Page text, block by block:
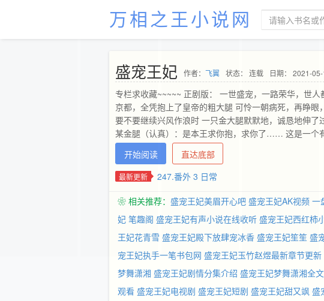
万相之王小说网
盛宠王妃 作者： 飞翼 状态： 连载 日期： 2021-
专栏求收藏~~~~~ 正剧版： 一世盛宠，一路荣华，世
京都，全凭抱上了皇帝的粗大腿 可怜一朝病死，再睁
要不要继续兴风作浪时 一只金大腿默默地，诚恳地伸
某金腿（认真）：是本王求你抱，求你了…… 这是一个
的故事…… 宅斗宫斗，女主略凶残，1&amp;gt; 爽有，
品，还是可以信任一下的。 渣翅膀儿其它完结文，据
&amp;gt;
开始阅读 直达底部
最新更新 247.番外 3 日常
❀ 相关推荐： 盛宠王妃美眉开心吧 盛宠王妃AK视频 一
妃 笔趣阁 盛宠王妃有声小说在线收听 盛宠王妃西红柿
王妃花青雪 盛宠王妃殿下放肆宠冰香 盛宠王妃笙笙 盛
宠王妃执手一笔书包网 盛宠王妃玉竹赵煜最新章节更新
梦舞潇湘 盛宠王妃剧情分集介绍 盛宠王妃梦舞潇湘全
观看 盛宠王妃电视剧 盛宠王妃短剧 盛宠王妃甜又飒 盛